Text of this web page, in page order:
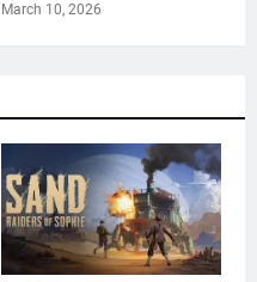
March 10, 2026